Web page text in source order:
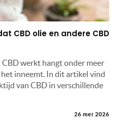
CBD olie en andere CBD
werkt hangt onder meer
inneemt. In dit artikel vind
van CBD in verschillende
26 mei 2026